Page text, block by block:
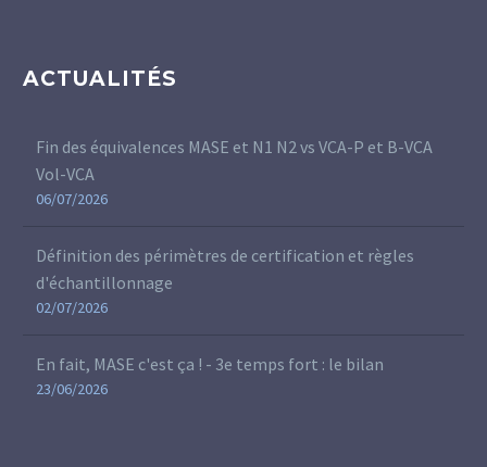
ACTUALITÉS
Fin des équivalences MASE et N1 N2 vs VCA-P et B-VCA
Vol-VCA
06/07/2026
Définition des périmètres de certification et règles
d'échantillonnage
02/07/2026
En fait, MASE c'est ça ! - 3e temps fort : le bilan
23/06/2026